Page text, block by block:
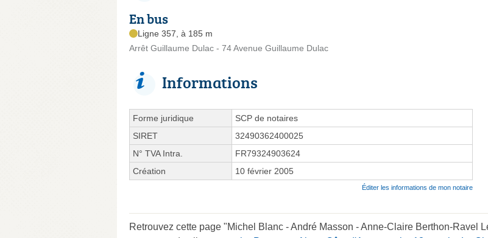
En bus
Ligne 357, à 185 m
Arrêt Guillaume Dulac - 74 Avenue Guillaume Dulac
Informations
Forme juridique
SCP de notaires
SIRET
32490362400025
N° TVA Intra.
FR79324903624
Création
10 février 2005
Éditer les informations de mon notaire
Retrouvez cette page "Michel Blanc - André Masson - Anne-Claire Berthon-Ravel